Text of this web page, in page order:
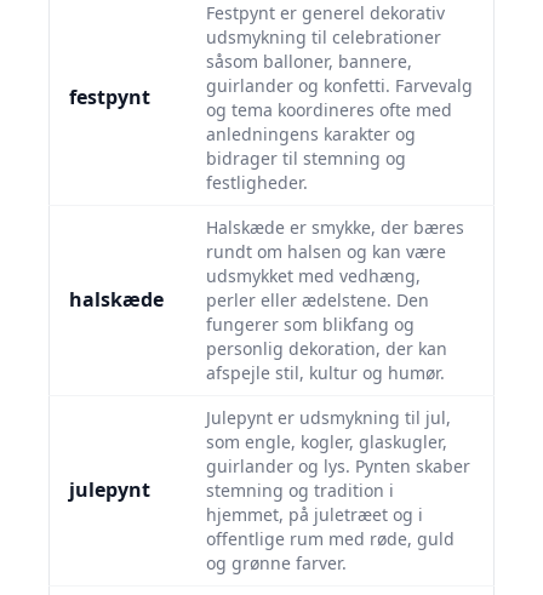
festpynt
Festpynt er generel dekorativ
udsmykning til celebrationer
såsom balloner, bannere,
guirlander og konfetti. Farvevalg
og tema koordineres ofte med
anledningens karakter og
bidrager til stemning og
festligheder.
halskæde
Halskæde er smykke, der bæres
rundt om halsen og kan være
udsmykket med vedhæng,
perler eller ædelstene. Den
fungerer som blikfang og
personlig dekoration, der kan
afspejle stil, kultur og humør.
julepynt
Julepynt er udsmykning til jul,
som engle, kogler, glaskugler,
guirlander og lys. Pynten skaber
stemning og tradition i
hjemmet, på juletræet og i
offentlige rum med røde, guld
og grønne farver.